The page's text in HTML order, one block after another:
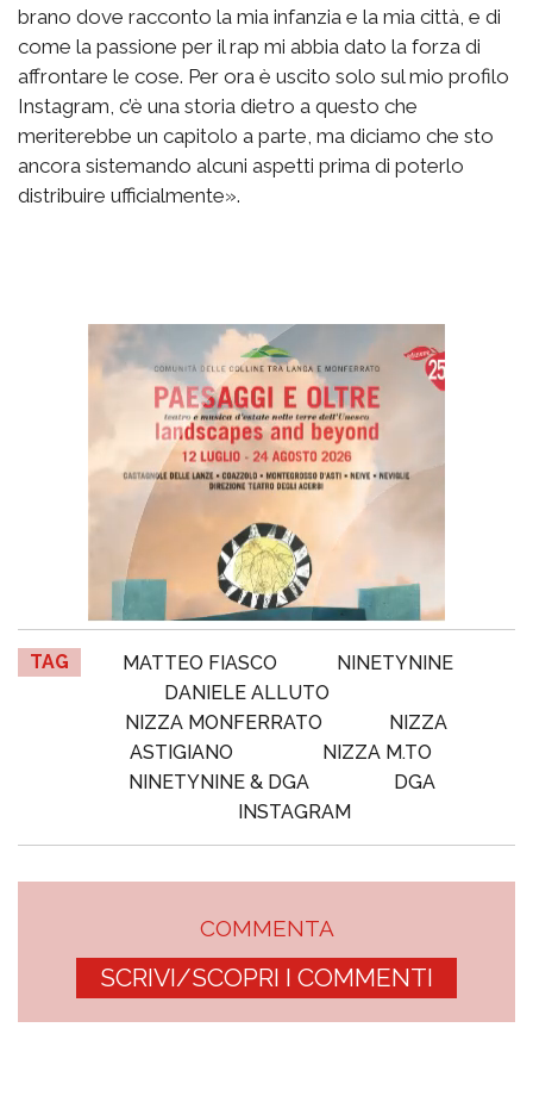
brano dove racconto la mia infanzia e la mia città, e di
come la passione per il rap mi abbia dato la forza di
affrontare le cose. Per ora è uscito solo sul mio profilo
Instagram, c’è una storia dietro a questo che
meriterebbe un capitolo a parte, ma diciamo che sto
ancora sistemando alcuni aspetti prima di poterlo
distribuire ufficialmente».
TAG MATTEO FIASCO
NINETYNINE
DANIELE ALLUTO
NIZZA MONFERRATO
NIZZA
ASTIGIANO
NIZZA M.TO
NINETYNINE & DGA
DGA
INSTAGRAM
COMMENTA
SCRIVI/SCOPRI I COMMENTI